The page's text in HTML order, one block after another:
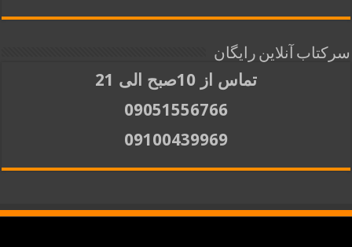
سرکتاب آنلاین رایگان
تماس از 10صبح الی 21
09051556766
09100439969